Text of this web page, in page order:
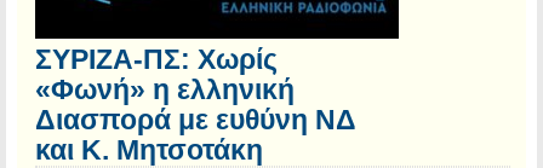
ΣΥΡΙΖΑ-ΠΣ: Χωρίς
«Φωνή» η ελληνική
Διασπορά με ευθύνη ΝΔ
και Κ. Μητσοτάκη